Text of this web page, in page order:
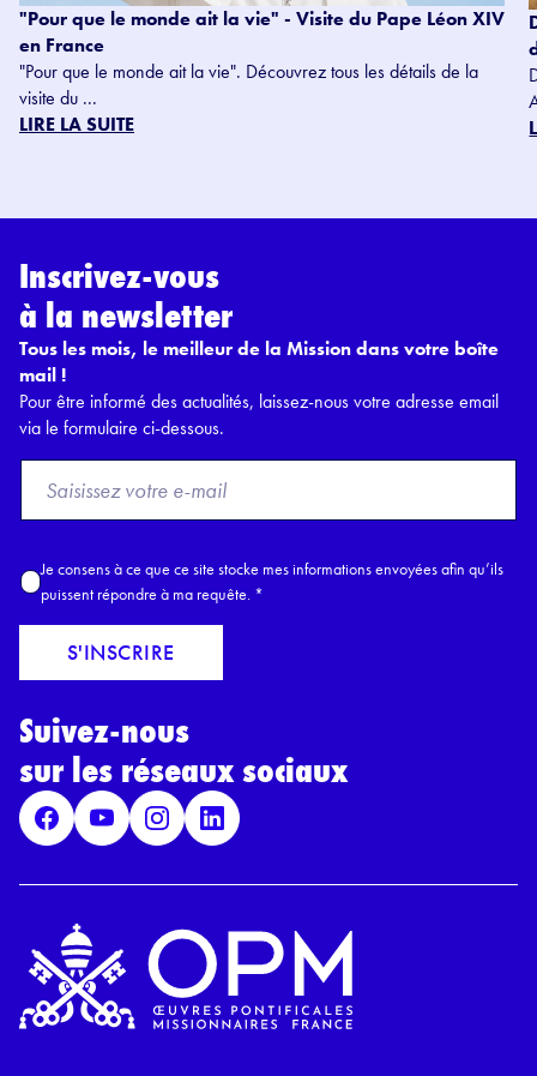
"Pour que le monde ait la vie" - Visite du Pape Léon XIV
en France
"Pour que le monde ait la vie". Découvrez tous les détails de la
visite du ...
LIRE LA SUITE
Inscrivez-vous
à la newsletter
Tous les mois, le meilleur de la Mission dans votre boîte
mail !
Pour être informé des actualités, laissez-nous votre adresse email
via le formulaire ci-dessous.
o
E
a
l
A
c
c
R
P
D
*
Je consens à ce que ce site stocke mes informations envoyées afin qu’ils
puissent répondre à ma requête. *
S'INSCRIRE
Suivez-nous
sur les réseaux sociaux